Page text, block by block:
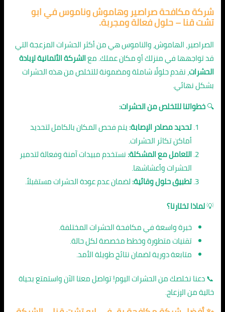
شركةمكافحة صراصير وهاموش وناموس في ابو
تشت قنا– حلول فعالة ومجربة.
الصراصير، الهاموش، والناموس هي من أكثر الحشرات المزعجة التي
قد تواجهها في منزلك أو مكان عملك. معالشركة الألمانية لإبادة
الحشرات، نقدم حلولًا شاملة ومضمونة للتخلص من هذه الحشرات
بشكل نهائي.
🔍خطواتنا للتخلص من الحشرات:
تحديد مصادر الإصابة:يتم فحص المكان بالكامل لتحديد
أماكن تكاثر الحشرات.
التعامل مع المشكلة:نستخدم مبيدات آمنة وفعالة لتدمير
الحشرات وأعشاشها.
تطبيق حلول وقائية:لضمان عدم عودة الحشرات مستقبلاً.
💡لماذا تختارنا؟
خبرة واسعة في مكافحة الحشرات المختلفة.
تقنيات متطورة وخطط مخصصة لكل حالة.
متابعة دورية لضمان نتائج طويلة الأمد.
📞 دعنا نخلصك من الحشرات اليوم! تواصل معنا الآن واستمتع بحياة
خالية من الإزعاج.